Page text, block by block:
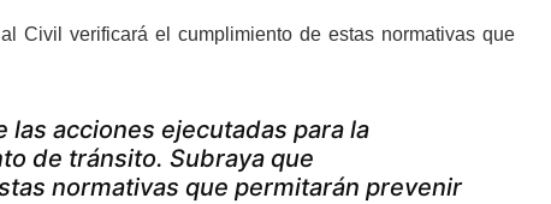
Civil verificará el cumplimiento de estas normativas que
acciones ejecutadas para la
de tránsito. Subraya que
normativas que permitarán prevenir